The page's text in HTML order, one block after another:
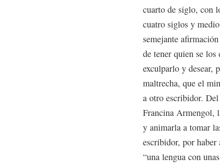
cuarto de siglo, con
cuatro siglos y
semejante
de tener quien se
exculparlo y desear,
maltrecha, que el
a otro escribidor.
Francina Armengol,
y animarla a tomar
escribidor, por haber
“una lengua con